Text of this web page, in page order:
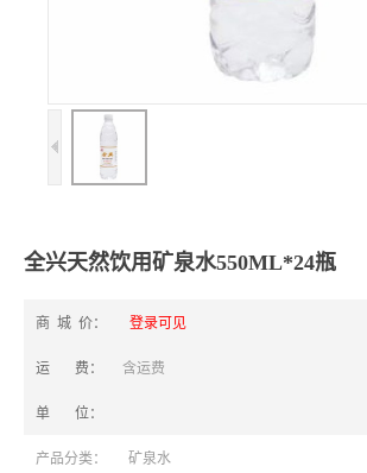
全兴天然饮用矿泉水550ML*24瓶
商 城 价： 登录可见
运 费： 含运费
单 位：
产品分类： 矿泉水